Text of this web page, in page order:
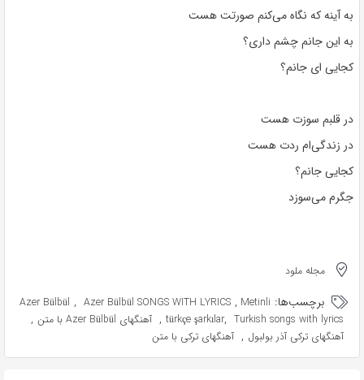
به آینه که نگاه می‌کنم صورتت هست
به این جانم چشم داری؟
کجایی ای جانم؟
در قلبم سوزت هست
در زندگی‌ام ردت هست
کجایی جانم؟
جگرم می‌سوزد
مجله ملود
برچسب‌ها: Azer Bülbül , Azer Bülbül SONGS WITH LYRICS , Metinli
türkçe şarkılar, Turkish songs with lyrics
, آهنگهای Azer Bülbül با متن ,
آهنگهای ترکی آذر بولبول , آهنگهای ترکی با متن